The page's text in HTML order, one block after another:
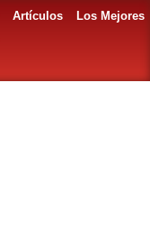
Artículos
Los Mejores